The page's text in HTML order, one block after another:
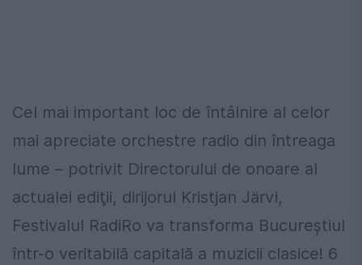
Cel mai important loc de întâlnire al celor
mai apreciate orchestre radio din întreaga
lume – potrivit Directorului de onoare al
actualei ediţii, dirijorul Kristjan Järvi,
Festivalul RadiRo va transforma Bucureştiul
într-o veritabilă capitală a muzicii clasice! 6